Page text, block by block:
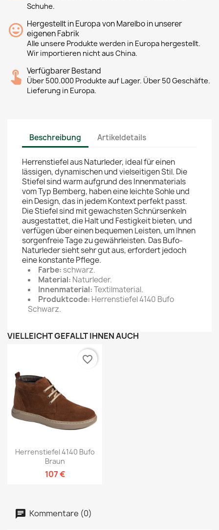
Schuhe.
Hergestellt in Europa von Marelbo in unserer
eigenen Fabrik
Alle unsere Produkte werden in Europa hergestellt.
Wir importieren nicht aus China.
Verfügbarer Bestand
Über 500.000 Produkte auf Lager. Über 50 Geschäfte.
Lieferung in Europa.
Beschreibung Artikeldetails
Herrenstiefel aus Naturleder, ideal für einen
lässigen, dynamischen und vielseitigen Stil. Die
Stiefel sind warm aufgrund des Innenmaterials
vom Typ Bemberg, haben eine leichte Sohle und
ein Design, das in jedem Kontext perfekt passt.
Die Stiefel sind mit gewachsten Schnürsenkeln
ausgestattet, die Halt und Festigkeit bieten, und
verfügen über einen bequemen Leisten, um Ihnen
sorgenfreie Tage zu gewährleisten. Das Bufo-
Naturleder sieht sehr gut aus, erfordert jedoch
eine konstante Pflege.
Farbe: schwarz.
Material: Naturleder.
Innenmaterial:Textilmaterial.
Produktcode: Herrenstiefel 4140 Bufo
Schwarz.
VIELLEICHT GEFÄLLT IHNEN AUCH
Herrenstiefel 4140 Bufo
Braun
107 €
favorite_border
Kommentare (0)